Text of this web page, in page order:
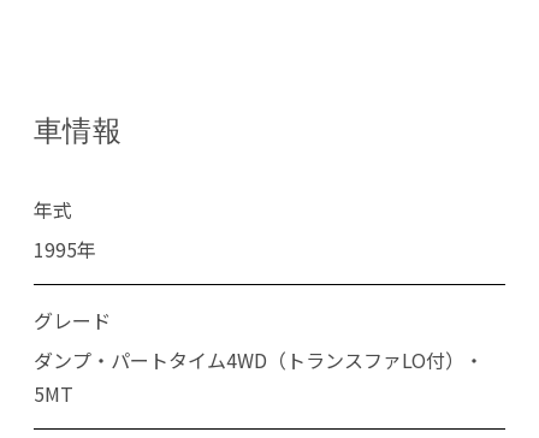
車情報
年式
1995年
グレード
ダンプ・パートタイム4WD（トランスファLO付）・
5MT